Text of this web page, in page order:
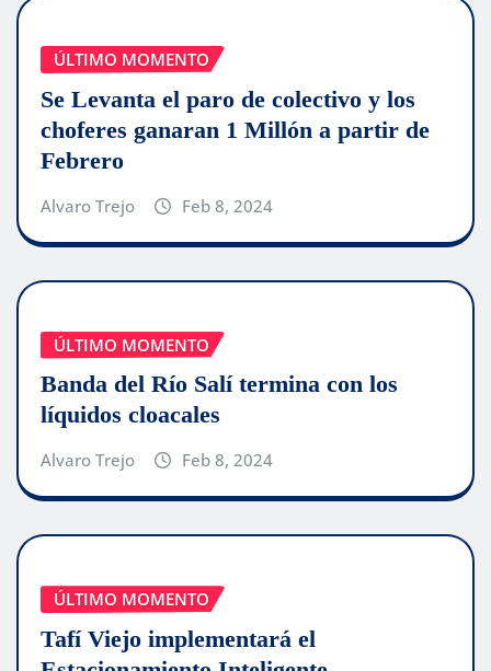
ÚLTIMO MOMENTO
Se Levanta el paro de colectivo y los
choferes ganaran 1 Millón a partir de
Febrero
Alvaro Trejo Feb 8, 2024
ÚLTIMO MOMENTO
Banda del Río Salí termina con los
líquidos cloacales
Alvaro Trejo Feb 8, 2024
ÚLTIMO MOMENTO
Tafí Viejo implementará el